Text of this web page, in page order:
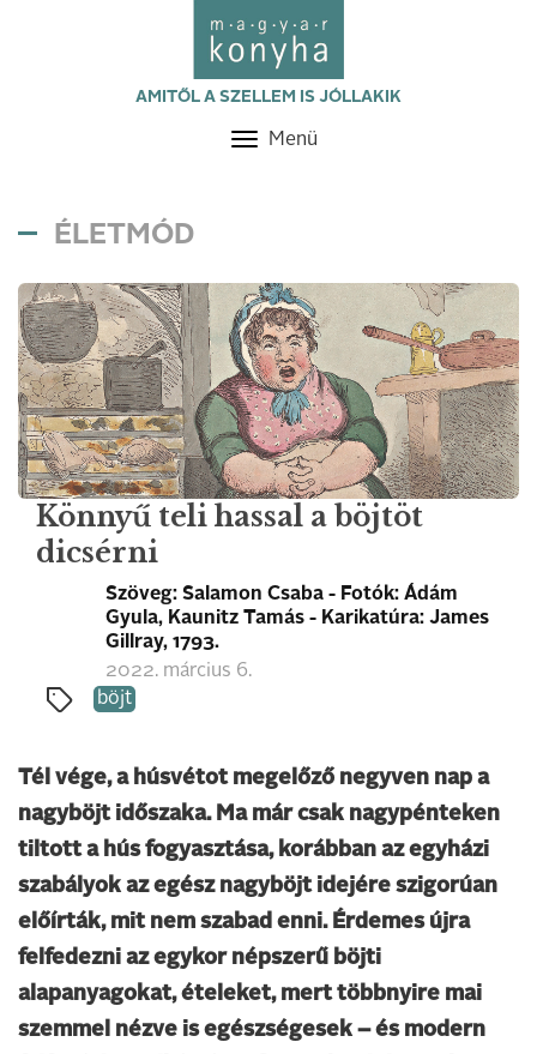
AMITŐL A SZELLEM IS JÓLLAKIK
Toggle
Menü
ÉLETMÓD
Könnyű teli hassal a böjtöt
dicsérni
Szöveg: Salamon Csaba - Fotók: Ádám
Gyula, Kaunitz Tamás - Karikatúra: James
Gillray, 1793.
2022. március 6.
böjt
Tél vége, a húsvétot megelőző negyven nap a
nagyböjt időszaka. Ma már csak nagypénteken
tiltott a hús fogyasztása, korábban az egyházi
szabályok az egész nagyböjt idejére szigorúan
előírták, mit nem szabad enni. Érdemes újra
felfedezni az egykor népszerű böjti
alapanyagokat, ételeket, mert többnyire mai
szemmel nézve is egészségesek – és modern